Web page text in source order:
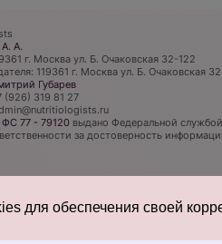
для обеспечения своей
А.
г. Москва ул. Б. Очаковская 32-122
119361 г. Москва ул. Б. Очаковская
Губарев
(926) 319 81 27
77 - 79120 выдано Федеральной
за достоверность